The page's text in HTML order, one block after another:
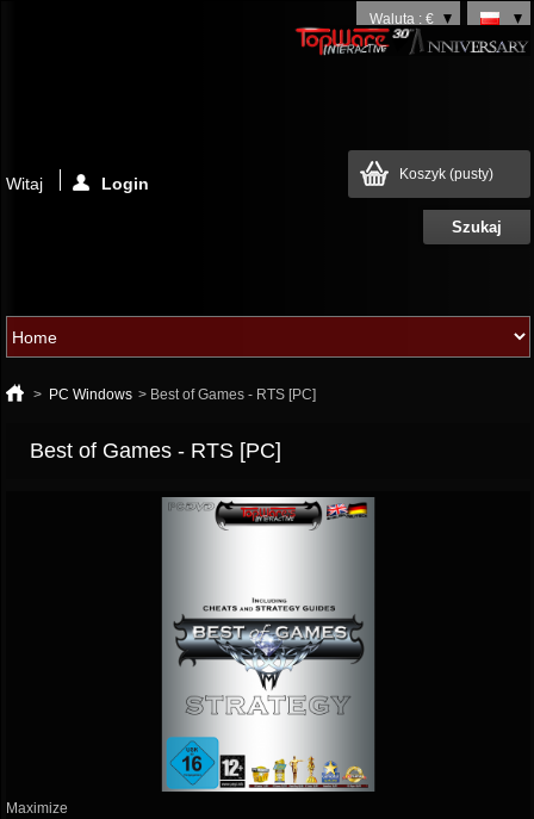
Waluta : €
Koszyk (pusty)
Witaj Login
> PC Windows > Best of Games - RTS [PC]
Best of Games - RTS [PC]
Maximize